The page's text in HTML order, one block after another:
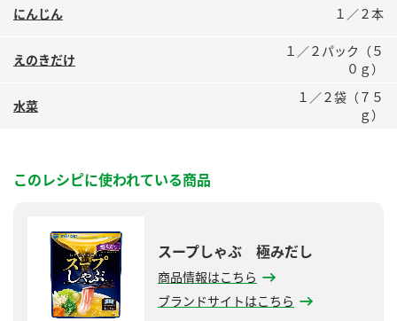
にんじん １／２本
えのきだけ
１／２パック（５
０ｇ）
水菜
１／２袋（７５
ｇ）
このレシピに使われている商品
スープしゃぶ 極みだし
商品情報はこちら
ブランドサイトはこちら